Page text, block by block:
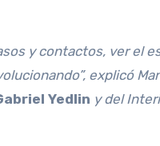
y contactos, ver el
explicó
Yedlin y del